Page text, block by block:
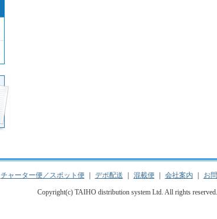
チャーター便／スポット便 デポ配送 混載便 会社案内 お
Copyright(c) TAIHO distribution system Ltd. All rights reserved.